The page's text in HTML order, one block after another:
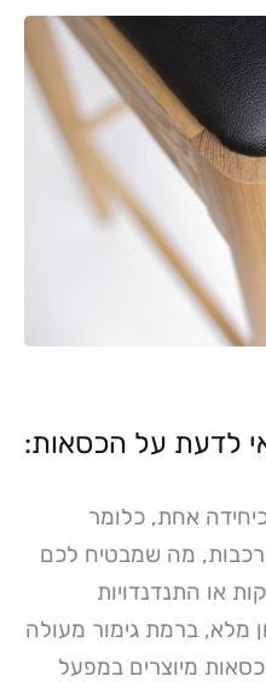
לדעת על הכסאות:
אחת, כלומר
מה שמבטיח לכם
או התנדנדויות
מלא, ברמת גימור מעולה
מיוצרים במפעל